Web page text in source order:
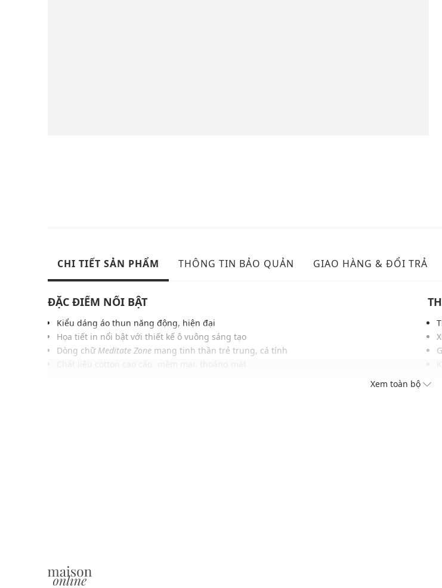
CHI TIẾT SẢN PHẨM THÔNG TIN BẢO QUẢN GIAO HÀNG & ĐỔI TRẢ
ĐẶC ĐIỂM NỔI BẬT
Kiểu dáng áo thun năng động, hiện đại
Họa tiết in nổi bật với thiết kế ô vuông sáng tạo
Dòng chữ Meditate Zone mang tinh thần trẻ trung, cá tính
Xem toàn bộ